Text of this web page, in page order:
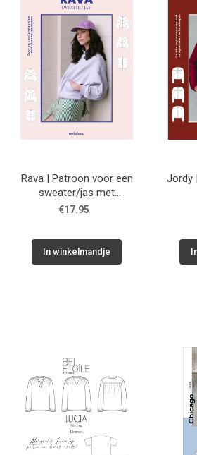
Rava | Patroon voor een
sweater/jas met
vleermuismouwen
€17.95
In winkelmandje
Jordy